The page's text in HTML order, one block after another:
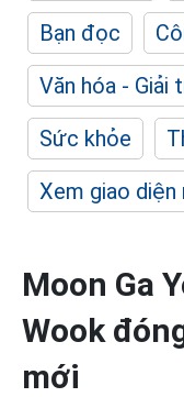
Bạn đọc
Văn hóa - Giải
Sức khỏe
Xem giao diện
Moon Ga
Wook
mới